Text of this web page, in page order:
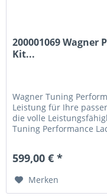
200001069
Kit...
Wagner Tuning
Leistung für Ihre
die volle
Tuning Performance
Anströmfläche
599,00 € *
Merken